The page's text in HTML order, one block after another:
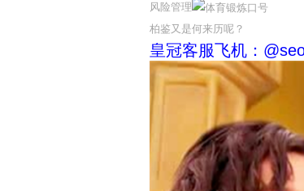
风险管理
柏鉴又是何来历呢？
皇冠客服飞机：